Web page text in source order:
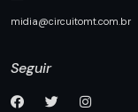
midia@circuitomt.com.br
Seguir